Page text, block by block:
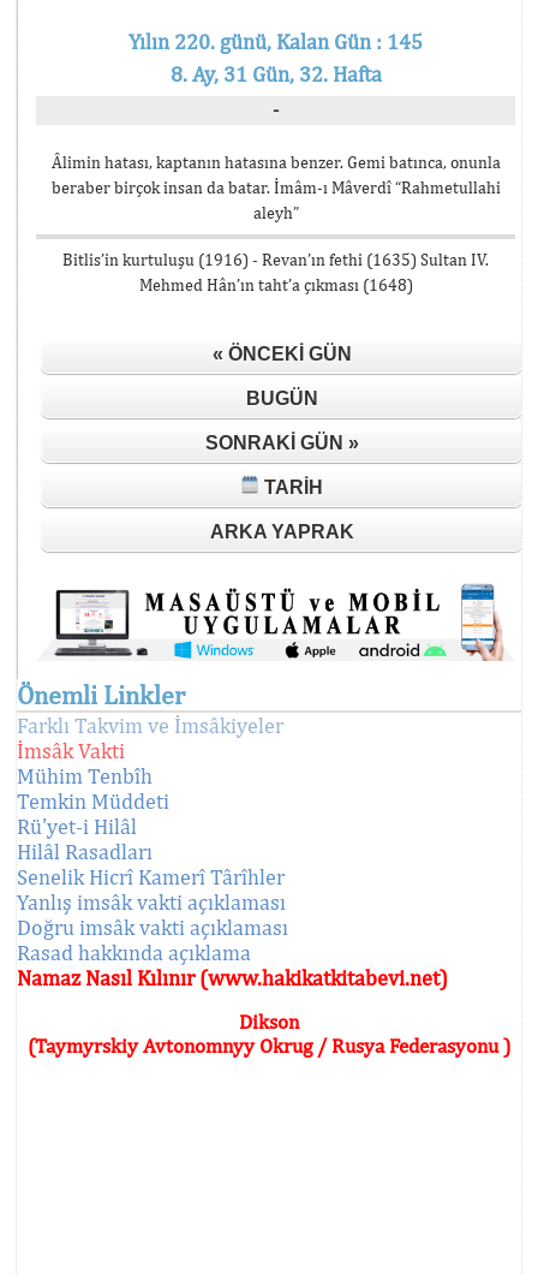
Yılın 220. günü, Kalan Gün : 145
8. Ay, 31 Gün, 32. Hafta
-
Âlimin hatası, kaptanın hatasına benzer. Gemi batınca, onunla
beraber birçok insan da batar. İmâm-ı Mâverdî “Rahmetullahi
aleyh”
Bitlis’in kurtuluşu (1916) - Revan’ın fethi (1635) Sultan IV.
Mehmed Hân’ın taht’a çıkması (1648)
« ÖNCEKI GÜN
BUGÜN
SONRAKI GÜN »
TARIH
ARKA YAPRAK
Önemli Linkler
Farklı Takvim ve İmsâkiyeler
İmsâk Vakti
Mühim Tenbîh
Temkin Müddeti
Rü'yet-i Hilâl
Hilâl Rasadları
Senelik Hicrî Kamerî Târîhler
Yanlış imsâk vakti açıklaması
Doğru imsâk vakti açıklaması
Rasad hakkında açıklama
Namaz Nasıl Kılınır (www.hakikatkitabevi.net)
Dikson
(Taymyrskiy Avtonomnyy Okrug / Rusya Federasyonu )